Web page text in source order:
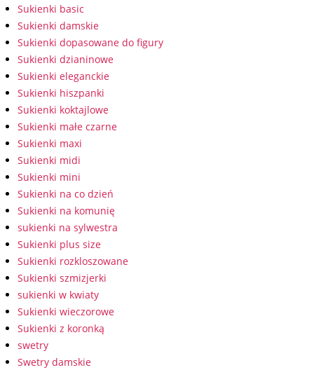
Sukienki basic
Sukienki damskie
Sukienki dopasowane do figury
Sukienki dzianinowe
Sukienki eleganckie
Sukienki hiszpanki
Sukienki koktajlowe
Sukienki małe czarne
Sukienki maxi
Sukienki midi
Sukienki mini
Sukienki na co dzień
Sukienki na komunię
sukienki na sylwestra
Sukienki plus size
Sukienki rozkloszowane
Sukienki szmizjerki
sukienki w kwiaty
Sukienki wieczorowe
Sukienki z koronką
swetry
Swetry damskie